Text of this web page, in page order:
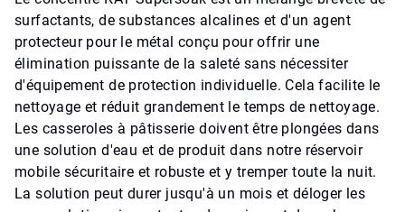
surfactants, de substances alcalines et d'un agent
protecteur pour le métal conçu pour offrir une
élimination puissante de la saleté sans nécessiter
d'équipement de protection individuelle. Cela facilite le
nettoyage et réduit grandement le temps de nettoyage.
Les casseroles à pâtisserie doivent être plongées dans
une solution d'eau et de produit dans notre réservoir
mobile sécuritaire et robuste et y tremper toute la nuit.
La solution peut durer jusqu'à un mois et déloger les